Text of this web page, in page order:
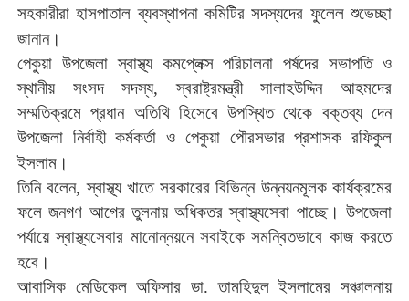
সহকারীরা হাসপাতাল ব্যবস্থাপনা কমিটির সদস্যদের ফুলেল শুভেচ্ছা
জানান।
পেকুয়া উপজেলা স্বাস্থ্য কমপ্লেক্স পরিচালনা পর্ষদের সভাপতি ও
স্থানীয়
সংসদ সদস্য,স্বরাষ্ট্রমন্ত্রী সালাহউদ্দিন
আহমদের
সম্মতিক্রমে প্রধান অতিথি হিসেবে উপস্থিত থেকে বক্তব্য দেন
উপজেলা নির্বাহী কর্মকর্তা ও পেকুয়া পৌরসভার প্রশাসক রফিকুল
ইসলাম।
তিনি বলেন,স্বাস্থ্য খাতে সরকারের বিভিন্ন উন্নয়নমূলক কার্যক্রমের
ফলে জনগণ আগের তুলনায় অধিকতর স্বাস্থ্যসেবা পাচ্ছে। উপজেলা
পর্যায়ে স্বাস্থ্যসেবার মানোন্নয়নে সবাইকে সমন্বিতভাবে কাজ করতে
হবে।
আবাসিক মেডিকেল অফিসার ডা.তামহিদুল ইসলামের সঞ্চালনায়